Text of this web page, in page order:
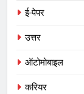
ई-पेपर
उत्तर
ऑटोमोबाइल
करियर